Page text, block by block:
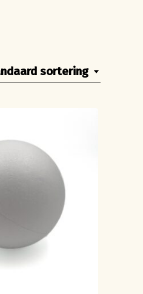
sortering